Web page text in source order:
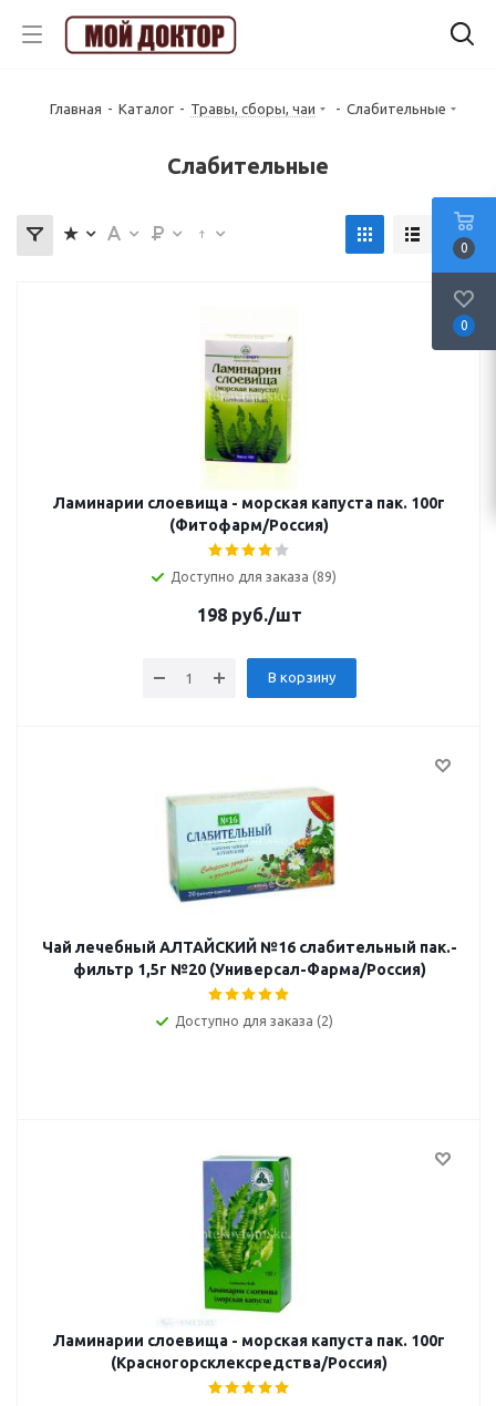
Главная - Каталог - Травы, сборы, чаи - Слабительные
Слабительные
Ламинарии слоевища - морская капуста пак. 100г
(Фитофарм/Россия)
Доступно для заказа (89)
198руб./шт
В корзину
Чай лечебный АЛТАЙСКИЙ №16 слабительный пак.-
фильтр 1,5г №20 (Универсал-Фарма/Россия)
Доступно для заказа (2)
Ламинарии слоевища - морская капуста пак. 100г
(Красногорсклексредства/Россия)
0
0